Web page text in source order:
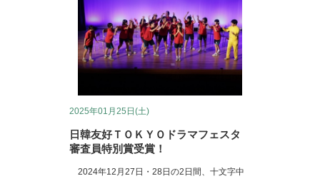
2025年01月25日(土)
日韓友好ＴＯＫＹＯドラマフェスタ
審査員特別賞受賞！
2024年12月27日・28日の2日間、十文字中